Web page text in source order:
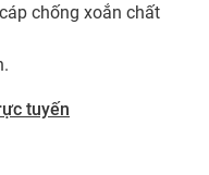
chống xoắn chất
tuyến